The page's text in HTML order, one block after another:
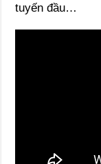
tuyến đầu…